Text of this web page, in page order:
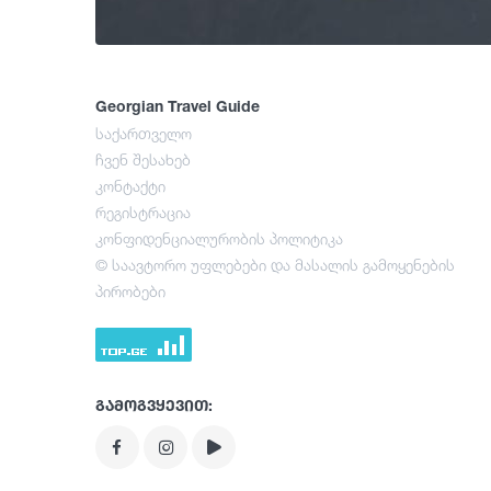
Georgian Travel Guide
საქართველო
ჩვენ შესახებ
კონტაქტი
რეგისტრაცია
კონფიდენციალურობის პოლიტიკა
© საავტორო უფლებები და მასალის გამოყენების
პირობები
გამოგვყევით: